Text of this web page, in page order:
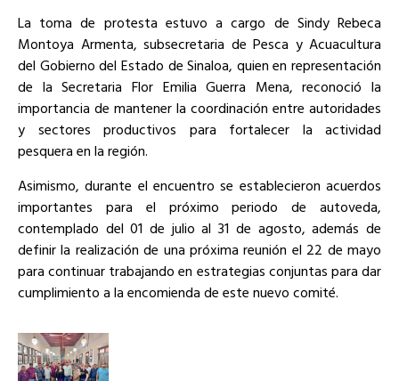
La toma de protesta estuvo a cargo de Sindy Rebeca
Montoya Armenta, subsecretaria de Pesca y Acuacultura
del Gobierno del Estado de Sinaloa, quien en representación
de la Secretaria Flor Emilia Guerra Mena, reconoció la
importancia de mantener la coordinación entre autoridades
y sectores productivos para fortalecer la actividad
pesquera en la región.
Asimismo, durante el encuentro se establecieron acuerdos
importantes para el próximo periodo de autoveda,
contemplado del 01 de julio al 31 de agosto, además de
definir la realización de una próxima reunión el 22 de mayo
para continuar trabajando en estrategias conjuntas para dar
cumplimiento a la encomienda de este nuevo comité.